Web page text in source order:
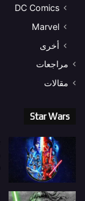
DC Comics
Marvel
أخرى
مراجعات
مقالات
Star Wars